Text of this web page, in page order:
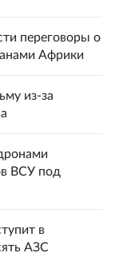
переговоры о
Африки
из-за
ВСУ под
в
АЗС